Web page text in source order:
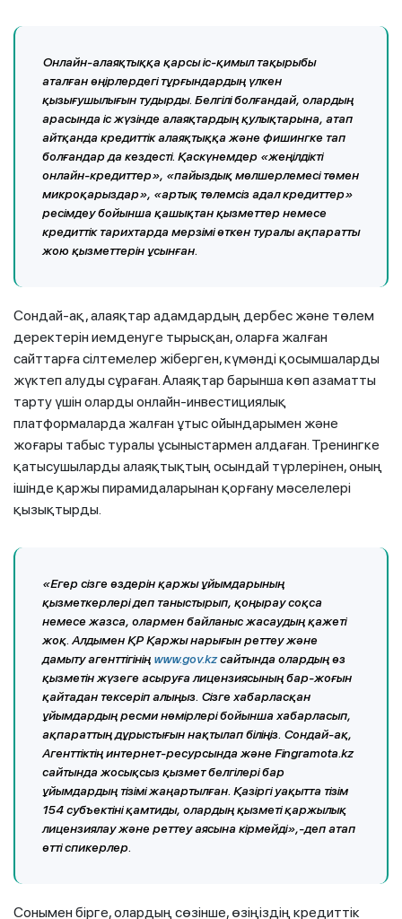
Онлайн-алаяқтыққа қарсы іс-қимыл тақырыбы
аталған өңірлердегі тұрғындардың үлкен
қызығушылығын тудырды. Белгілі болғандай, олардың
арасында іс жүзінде алаяқтардың қулықтарына, атап
айтқанда кредиттік алаяқтыққа және фишингке тап
болғандар да кездесті. Қаскүнемдер «жеңілдікті
онлайн-кредиттер», «пайыздық мөлшерлемесі төмен
микроқарыздар», «артық төлемсіз адал кредиттер»
ресімдеу бойынша қашықтан қызметтер немесе
кредиттік тарихтарда мерзімі өткен туралы ақпаратты
жою қызметтерін ұсынған.
Сондай-ақ, алаяқтар адамдардың дербес және төлем
деректерін иемденуге тырысқан, оларға жалған
сайттарға сілтемелер жіберген, күмәнді қосымшаларды
жүктеп алуды сұраған. Алаяқтар барынша көп азаматты
тарту үшін оларды онлайн-инвестициялық
платформаларда жалған ұтыс ойындарымен және
жоғары табыс туралы ұсыныстармен алдаған. Тренингке
қатысушыларды алаяқтықтың осындай түрлерінен, оның
ішінде қаржы пирамидаларынан қорғану мәселелері
қызықтырды.
«Егер сізге өздерін қаржы ұйымдарының
қызметкерлері деп таныстырып, қоңырау соқса
немесе жазса, олармен байланыс жасаудың қажеті
жоқ. Алдымен ҚР Қаржы нарығын реттеу және
дамыту агенттігінің www.gov.kzсайтында олардың өз
қызметін жүзеге асыруға лицензиясының бар-жоғын
қайтадан тексеріп алыңыз. Сізге хабарласқан
ұйымдардың ресми нөмірлері бойынша хабарласып,
ақпараттың дұрыстығын нақтылап біліңіз. Сондай-ақ,
Агенттіктің интернет-ресурсында және Fingramota.kz
сайтында жосықсыз қызмет белгілері бар
ұйымдардың тізімі жаңартылған. Қазіргі уақытта тізім
154 субъектіні қамтиды, олардың қызметі қаржылық
лицензиялау және реттеу аясына кірмейді»,-деп атап
өтті спикерлер.
Сонымен бірге, олардың сөзінше, өзіңіздің кредиттік